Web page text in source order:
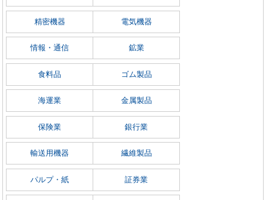
精密機器 電気機器
情報・通信 鉱業
食料品 ゴム製品
海運業 金属製品
保険業 銀行業
輸送用機器 繊維製品
パルプ・紙 証券業